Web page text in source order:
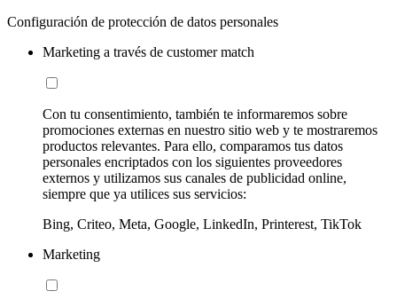
Configuración de protección de datos personales
Marketing a través de customer match
Con tu consentimiento, también te informaremos sobre
promociones externas en nuestro sitio web y te mostraremos
productos relevantes. Para ello, comparamos tus datos
personales encriptados con los siguientes proveedores
externos y utilizamos sus canales de publicidad online,
siempre que ya utilices sus servicios:
Bing, Criteo, Meta, Google, LinkedIn, Printerest, TikTok
Marketing